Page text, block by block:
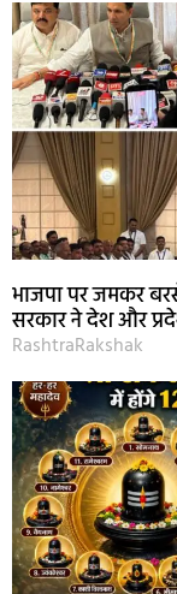
भाजपा पर जमकर
सरकार ने देश और
RashtraRakshak